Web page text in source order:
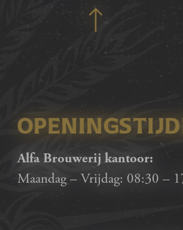
Alfa Brouwerij kantoor:
Maandag – Vrijdag: 08:30 –